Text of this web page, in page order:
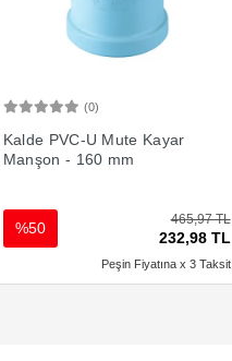
(0)
Kalde PVC-U Mute Kayar
Manşon - 160 mm
465,97 TL
232,98 TL
%50
Peşin Fiyatına x 3 Taksit